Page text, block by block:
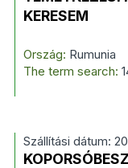
KERESEM
Ország: Rumunia
The term search:
Szállítási dátum: